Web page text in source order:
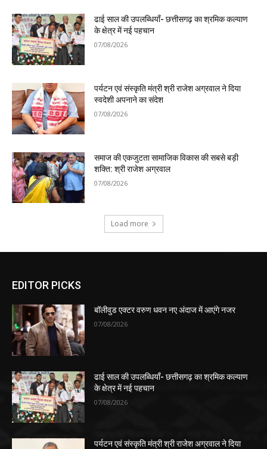
ढाई साल की उपलब्धियाँ- छत्तीसगढ़ का श्रमिक कल्याण
के क्षेत्र में नई पहचान
07/08/2026
पर्यटन एवं संस्कृति मंत्री श्री राजेश अग्रवाल ने दिया
स्वदेशी अपनाने का संदेश
07/08/2026
समाज की एकजुटता सामाजिक विकास की सबसे बड़ी
शक्ति: श्री राजेश अग्रवाल
07/08/2026
Load more
EDITOR PICKS
बॉलीवुड एक्टर वरुण धवन नए अंदाज में आएंगे नजर
07/08/2026
ढाई साल की उपलब्धियाँ- छत्तीसगढ़ का श्रमिक कल्याण
के क्षेत्र में नई पहचान
07/08/2026
पर्यटन एवं संस्कृति मंत्री श्री राजेश अग्रवाल ने दिया